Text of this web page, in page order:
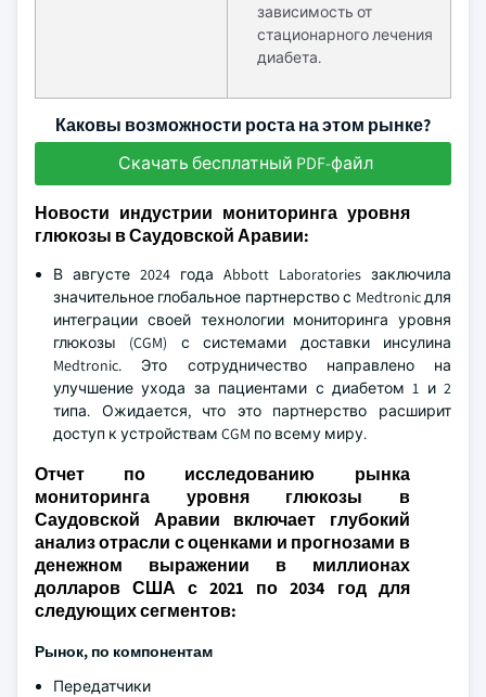
зависимость от
стационарного лечения
диабета.
Каковы возможности роста на этом рынке?
Скачать бесплатный PDF-файл
Новости индустрии мониторинга уровня
глюкозы в Саудовской Аравии:
В августе 2024 года Abbott Laboratories заключила
значительное глобальное партнерство с Medtronic для
интеграции своей технологии мониторинга уровня
глюкозы (CGM) с системами доставки инсулина
Medtronic. Это сотрудничество направлено на
улучшение ухода за пациентами с диабетом 1 и 2
типа. Ожидается, что это партнерство расширит
доступ к устройствам CGM по всему миру.
Отчет по исследованию рынка
мониторинга уровня глюкозы в
Саудовской Аравии включает глубокий
анализ отрасли с оценками и прогнозами в
денежном выражении в миллионах
долларов США с 2021 по 2034 год для
следующих сегментов:
Рынок, по компонентам
Передатчики